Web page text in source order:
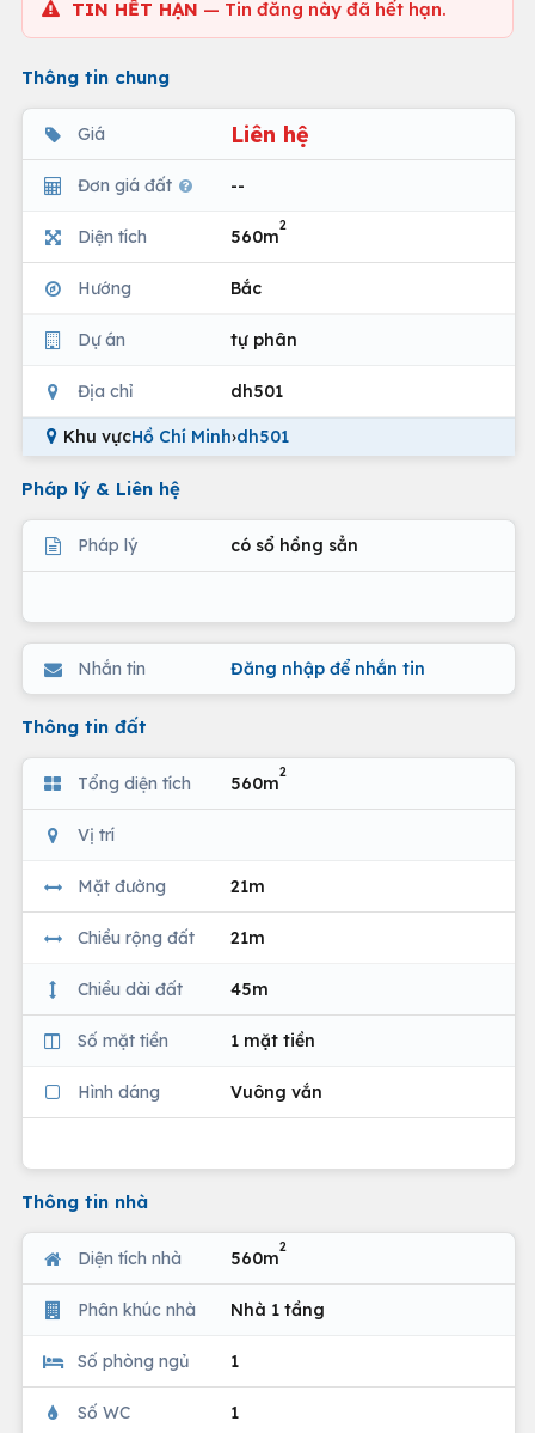
TIN HẾT HẠN — Tin đăng này đã hết hạn.
Thông tin chung
Giá Liên hệ
Đơn giá đất --
Diện tích 560m
2
Hướng Bắc
Dự án tự phân
Địa chỉ dh501
Khu vựcHồ Chí Minh›dh501
Pháp lý & Liên hệ
Pháp lý có sổ hồng sẳn
Nhắn tin Đăng nhập để nhắn tin
Thông tin đất
Tổng diện tích 560m
2
Vị trí
Mặt đường 21m
Chiều rộng đất 21m
Chiều dài đất 45m
Số mặt tiền 1 mặt tiền
Hình dáng Vuông vắn
Thông tin nhà
Diện tích nhà 560m
2
Phân khúc nhà Nhà 1 tầng
Số phòng ngủ 1
Số WC 1